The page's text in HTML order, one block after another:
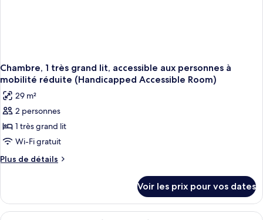
Chambre, 1 très grand lit, accessible aux personnes à
mobilité réduite (Handicapped Accessible Room)
29 m²
2 personnes
1 très grand lit
Wi-Fi gratuit
Plus de détails
Plus
le
type
Voir les prix pour vos dates
Afficher
Une chambre d’hôtel moderne